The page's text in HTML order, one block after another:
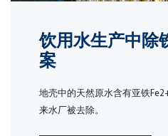
饮用水生产中除
案
地壳中的天然原水含有亚铁
来水厂被去除。